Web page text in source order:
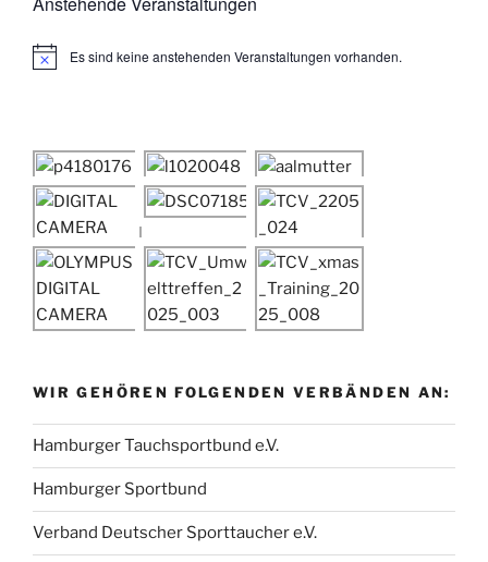
H
i
s
Es sind keine anstehenden Veranstaltungen vorhanden.
WIR GEHÖREN FOLGENDEN VERBÄNDEN AN:
Hamburger Tauchsportbund e.V.
Hamburger Sportbund
Verband Deutscher Sporttaucher e.V.